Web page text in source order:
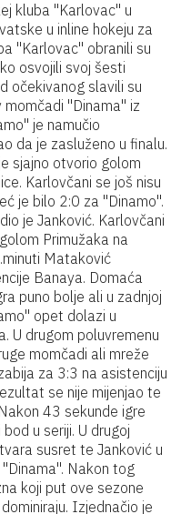
kluba "Karlovac" u
u inline hokeju za
"Karlovac" obranili su
osvojili svoj šesti
očekivanog slavili su
momčadi "Dinama" iz
je namučio
da je zasluženo u finalu.
sjajno otvorio golom
Karlovčani se još nisu
je bilo 2:0 za "Dinamo".
je Janković. Karlovčani
Primužaka na
Mataković
Banaya. Domaća
puno bolje ali u zadnjoj
opet dolazi u
U drugom poluvremenu
momčadi ali mreže
za 3:3 na asistenciju
se nije mijenjao te
43 sekunde igre
u seriji. U drugoj
susret te Janković u
Nakon tog
koji put ove sezone
Izjednačio je